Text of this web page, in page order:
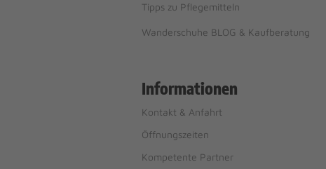
Tipps zu Pflegemitteln
Wanderschuhe BLOG & Kaufberatung
Informationen
Kontakt & Anfahrt
Öffnungszeiten
Kompetente Partner